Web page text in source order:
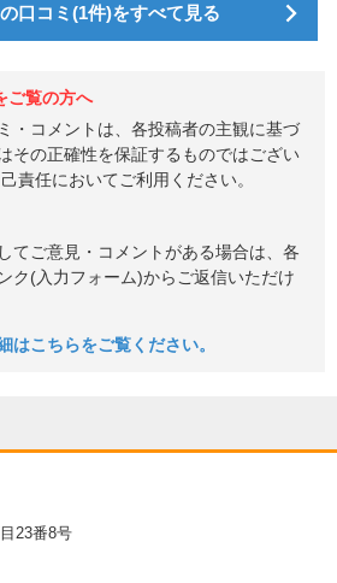
口コミ(1件)をすべて見る
ご覧の方へ
・コメントは、各投稿者の主観に基づ
その正確性を保証するものではござい
責任においてご利用ください。
てご意見・コメントがある場合は、各
ク(入力フォーム)からご返信いただけ
こちらをご覧ください。
23番8号